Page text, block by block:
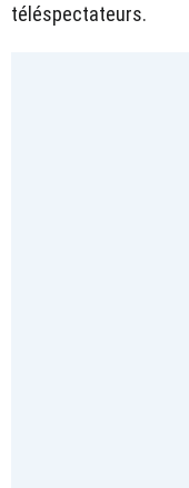
téléspectateurs.